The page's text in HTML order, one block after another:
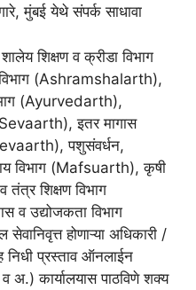
मुंबई येथे संपर्क साधावा
शिक्षण व क्रीडा विभाग
(Ashramshalarth),
(Ayurvedarth),
इतर मागास
पशुसंवर्धन,
विभाग (Mafsuarth), कृषी
शिक्षण विभाग
व उद्योजकता विभाग
होणाऱ्या अधिकारी /
निधी प्रस्ताव ऑनलाईन
अ.) कार्यालयास पाठविणे शक्य